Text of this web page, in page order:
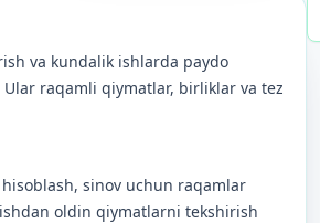
va kundalik ishlarda paydo
raqamli qiymatlar, birliklar va tez
sinov uchun raqamlar
oldin qiymatlarni tekshirish